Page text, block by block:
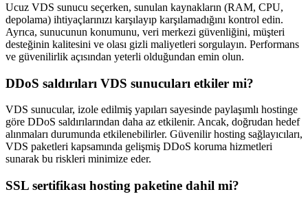
Ucuz VDS sunucu seçerken, sunulan kaynakların (RAM, CPU,
depolama) ihtiyaçlarınızı karşılayıp karşılamadığını kontrol edin.
Ayrıca, sunucunun konumunu, veri merkezi güvenliğini, müşteri
desteğinin kalitesini ve olası gizli maliyetleri sorgulayın. Performans
ve güvenilirlik açısından yeterli olduğundan emin olun.
DDoS saldırıları VDS sunucuları etkiler mi?
VDS sunucular, izole edilmiş yapıları sayesinde paylaşımlı hostinge
göre DDoS saldırılarından daha az etkilenir. Ancak, doğrudan hedef
alınmaları durumunda etkilenebilirler. Güvenilir hosting sağlayıcıları,
VDS paketleri kapsamında gelişmiş DDoS koruma hizmetleri
sunarak bu riskleri minimize eder.
SSL sertifikası hosting paketine dahil mi?